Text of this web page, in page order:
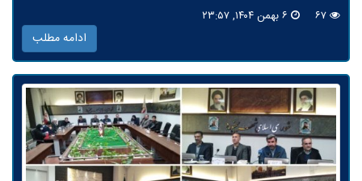
ادامه مطلب